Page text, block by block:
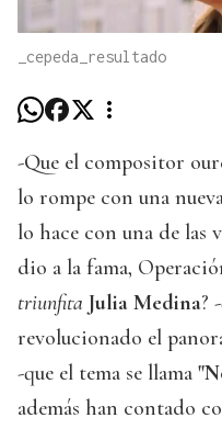
_cepeda_resultado
-Que el compositor
lo rompe con una
lo hace con una de las
dio a la fama,
triunfita Julia Medina?
revolucionado el
-que el tema se llama
además han contado